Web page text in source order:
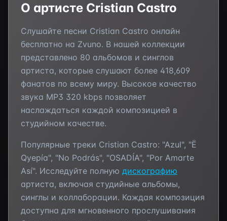
О артисте Cristian Castro
Слушайте песни Cristian Castro онлайн
бесплатно на Zvuno. В нашей коллекции
представлено 80 альбомов и синглов
артиста, которые слушают более 418,609
фанатов по всему миру. Высокое качество
звука MP3 320 kbps позволяет
наслаждаться каждой композицией в
студийном качестве.
Популярные треки Cristian Castro: "Azul", "Ё
Qуерíа", "No Podrás", "OSADÍA", "Por Amarte
Así". Исследуйте полную дискографию
артиста, включая студийные альбомы,
синглы и коллаборации. Каждая композиция
доступна для мгновенного прослушивания